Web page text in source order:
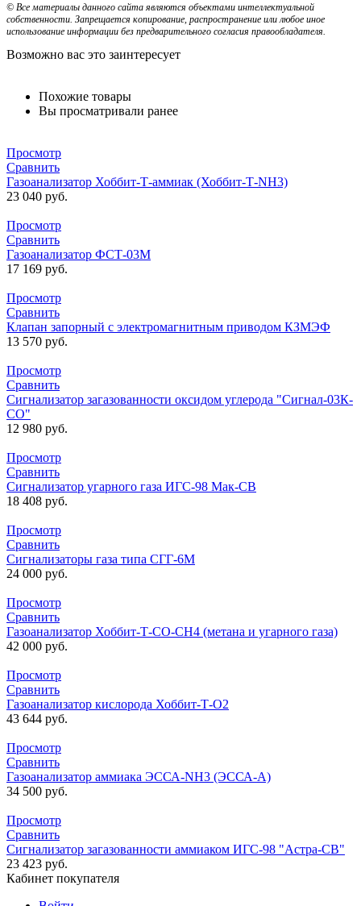
© Все материалы данного сайта являются объектами интеллектуальной
собственности. Запрещается копирование, распространение или любое иное
использование информации без предварительного согласия правообладателя.
Возможно вас это заинтересует
Похожие товары
Вы просматривали ранее
Просмотр
Сравнить
Газоанализатор Хоббит-Т-аммиак (Хоббит-Т-NH3)
23 040 руб.
Просмотр
Сравнить
Газоанализатор ФСТ-03М
17 169 руб.
Просмотр
Сравнить
Клапан запорный с электромагнитным приводом КЗМЭФ
13 570 руб.
Просмотр
Сравнить
Сигнализатор загазованности оксидом углерода "Сигнал-03К-
СО"
12 980 руб.
Просмотр
Сравнить
Сигнализатор угарного газа ИГС-98 Мак-СВ
18 408 руб.
Просмотр
Сравнить
Сигнализаторы газа типа СГГ-6М
24 000 руб.
Просмотр
Сравнить
Газоанализатор Хоббит-Т-СО-СН4 (метана и угарного газа)
42 000 руб.
Просмотр
Сравнить
Газоанализатор кислорода Хоббит-Т-О2
43 644 руб.
Просмотр
Сравнить
Газоанализатор аммиака ЭССА-NH3 (ЭССА-А)
34 500 руб.
Просмотр
Сравнить
Сигнализатор загазованности аммиаком ИГС-98 "Астра-СВ"
23 423 руб.
Кабинет покупателя